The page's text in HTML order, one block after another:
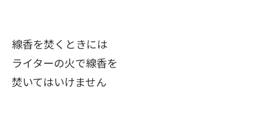
線香を焚くときには
ライターの火で線香を
焚いてはいけません